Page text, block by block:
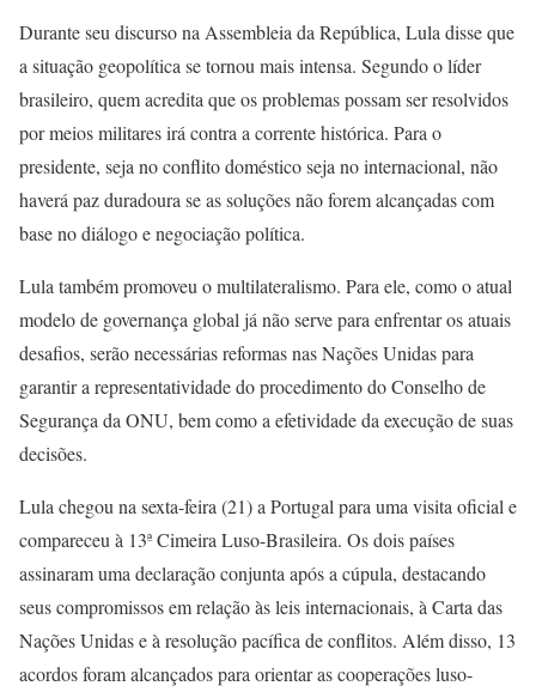
Durante seu discurso na Assembleia da República, Lula disse que
a situação geopolítica se tornou mais intensa. Segundo o líder
brasileiro, quem acredita que os problemas possam ser resolvidos
por meios militares irá contra a corrente histórica. Para o
presidente, seja no conflito doméstico seja no internacional, não
haverá paz duradoura se as soluções não forem alcançadas com
base no diálogo e negociação política.
Lula também promoveu o multilateralismo. Para ele, como o atual
modelo de governança global já não serve para enfrentar os atuais
desafios, serão necessárias reformas nas Nações Unidas para
garantir a representatividade do procedimento do Conselho de
Segurança da ONU, bem como a efetividade da execução de suas
decisões.
Lula chegou na sexta-feira (21) a Portugal para uma visita oficial e
compareceu à 13ª Cimeira Luso-Brasileira. Os dois países
assinaram uma declaração conjunta após a cúpula, destacando
seus compromissos em relação às leis internacionais, à Carta das
Nações Unidas e à resolução pacífica de conflitos. Além disso, 13
acordos foram alcançados para orientar as cooperações luso-